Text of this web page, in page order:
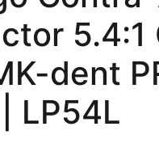
5.4:1
dent
LP54L